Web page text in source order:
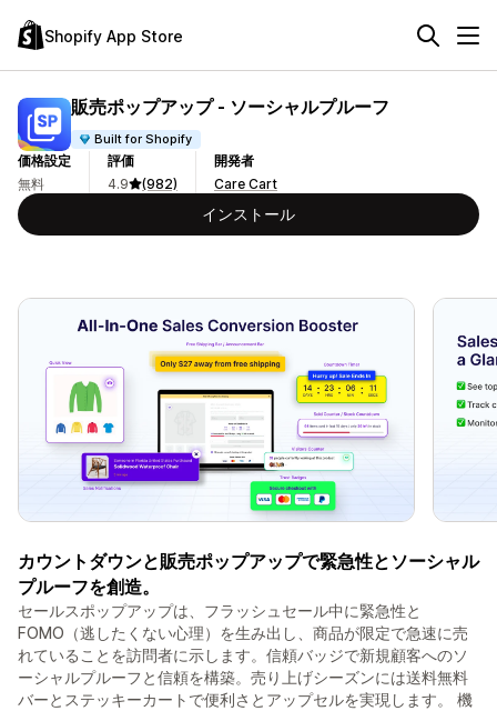
Shopify App Store
販売ポップアップ ‑ ソーシャルプルーフ
Built for Shopify
価格設定
無料
評価
4.9
(982)
開発者
Care Cart
インストール
カウントダウンと販売ポップアップで緊急性とソーシャル
プルーフを創造。
セールスポップアップは、フラッシュセール中に緊急性と
FOMO（逃したくない心理）を生み出し、商品が限定で急速に売
れていることを訪問者に示します。信頼バッジで新規顧客へのソ
ーシャルプルーフと信頼を構築。売り上げシーズンには送料無料
バーとステッキーカートで便利さとアップセルを実現します。 機